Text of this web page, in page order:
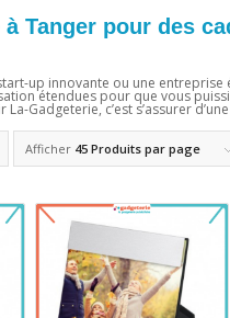
Tanger pour des
up innovante ou une entreprise
étendues pour que vous
La-Gadgeterie, c’est s’assurer
Afficher 45 Produits par page